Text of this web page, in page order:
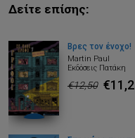
Δείτε επίσης:
Βρες τον ένοχο!
Martin Paul
Εκδόσεις Πατάκη
€12,50